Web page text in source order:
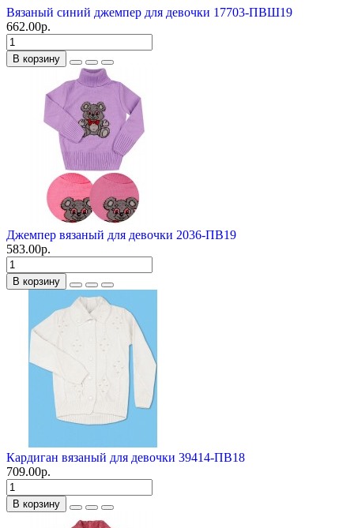
Вязаный синий джемпер для девочки 17703-ПВШ19
662.00р.
В корзину
Джемпер вязаный для девочки 2036-ПВ19
583.00р.
В корзину
Кардиган вязаный для девочки 39414-ПВ18
709.00р.
В корзину